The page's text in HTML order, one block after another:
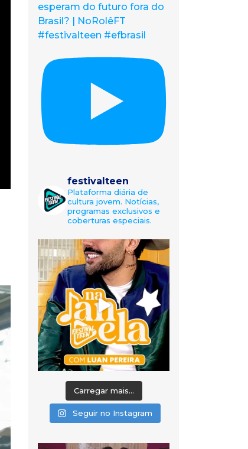
esperam do futuro fora do
Brasil? | NoRolêFT
#festivalteen #efbrasil
festivalteen
Plataforma diária de
cultura jovem. Notícias,
programas exclusivos e
coberturas especiais.
Carregar mais...
Seguir no Instagram